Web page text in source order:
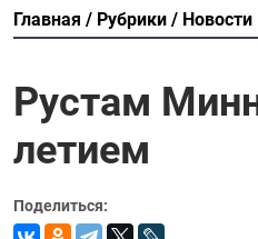
Главная Рубрики Новости
Рустам
летием
Поделиться: